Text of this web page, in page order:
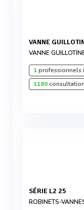
VANNE
VANNE
1professionnels
1180
SÉRIE L2 25
ROBINETS-